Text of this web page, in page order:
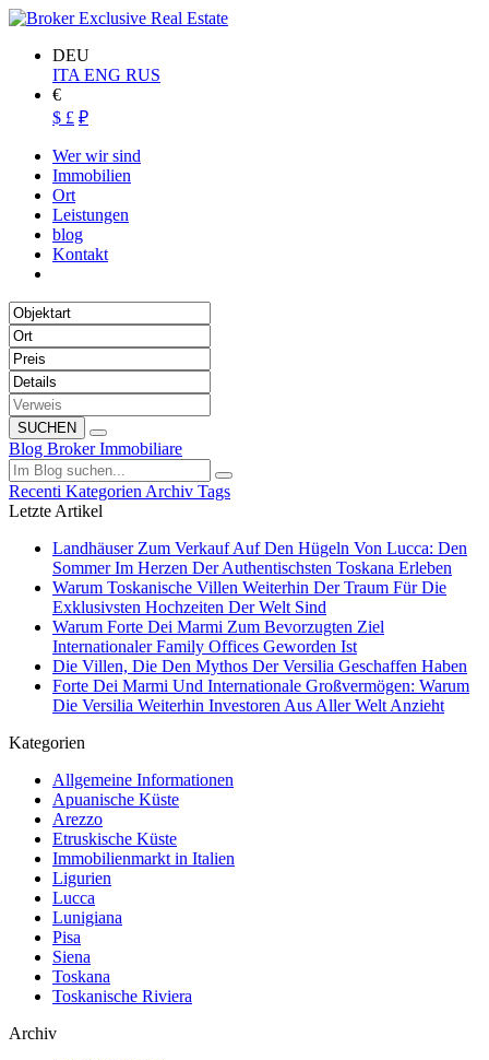
DEU
ITA ENG RUS
€
$ £ ₽
Wer wir sind
Immobilien
Ort
Leistungen
blog
Kontakt
SUCHEN
Blog Broker Immobiliare
Recenti Kategorien Archiv Tags
Letzte Artikel
Landhäuser Zum Verkauf Auf Den Hügeln Von Lucca: Den
Sommer Im Herzen Der Authentischsten Toskana Erleben
Warum Toskanische Villen Weiterhin Der Traum Für Die
Exklusivsten Hochzeiten Der Welt Sind
Warum Forte Dei Marmi Zum Bevorzugten Ziel
Internationaler Family Offices Geworden Ist
Die Villen, Die Den Mythos Der Versilia Geschaffen Haben
Forte Dei Marmi Und Internationale Großvermögen: Warum
Die Versilia Weiterhin Investoren Aus Aller Welt Anzieht
Kategorien
Allgemeine Informationen
Apuanische Küste
Arezzo
Etruskische Küste
Immobilienmarkt in Italien
Ligurien
Lucca
Lunigiana
Pisa
Siena
Toskana
Toskanische Riviera
Archiv